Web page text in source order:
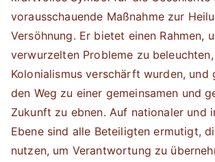
vorausschauende Maßnahme zur
Versöhnung. Er bietet einen Rahmen,
verwurzelten Probleme zu
Kolonialismus verschärft wurden, und
den Weg zu einer gemeinsamen und
Zukunft zu ebnen. Auf nationaler und
Ebene sind alle Beteiligten ermutigt,
nutzen, um Verantwortung zu